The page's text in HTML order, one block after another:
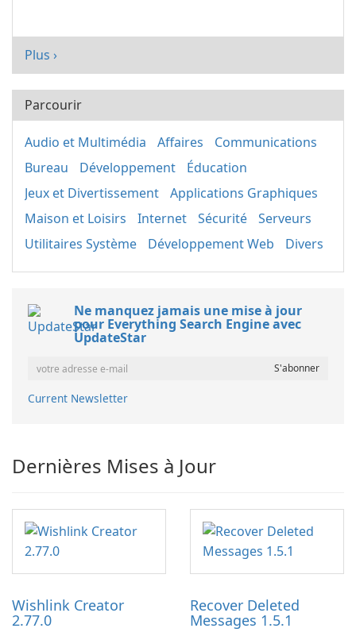
Plus ›
Parcourir
Audio et Multimédia Affaires
Communications
Bureau
Développement
Éducation
Jeux et Divertissement
Applications Graphiques
Maison et Loisirs
Internet Sécurité
Serveurs
Utilitaires Système
Développement Web Divers
Ne manquez jamais une mise à jour
pour Everything Search Engine avec
UpdateStar
Current Newsletter
Dernières Mises à Jour
Wishlink Creator
2.77.0
Recover Deleted
Messages 1.5.1